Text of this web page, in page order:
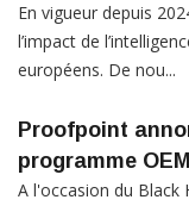
En vigueur depuis
l’impact de
européens. De nou...
Proofpoint
programme OEM
A l'occasion du Black